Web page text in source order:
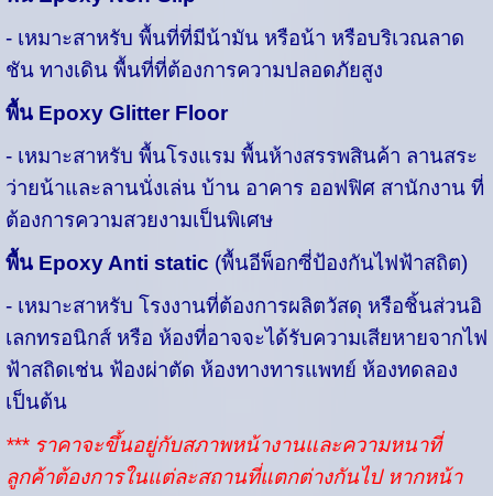
- เหมาะสาหรับ พื้นที่ที่มีน้ามัน หรือน้า หรือบริเวณลาด
ชัน ทางเดิน พื้นที่ที่ต้องการความปลอดภัยสูง
พื้น Epoxy Glitter Floor
- เหมาะสาหรับ พื้นโรงแรม พื้นห้างสรรพสินค้า ลานสระ
ว่ายน้าและลานนั่งเล่น บ้าน อาคาร ออฟฟิศ สานักงาน ที่
ต้องการความสวยงามเป็นพิเศษ
พื้น Epoxy Anti static (พื้นอีพ็อกซี่ป้องกันไฟฟ้าสถิต)
- เหมาะสาหรับ โรงงานที่ต้องการผลิตวัสดุ หรือชิ้นส่วนอิ
เลกทรอนิกส์ หรือ ห้องที่อาจจะได้รับความเสียหายจากไฟ
ฟ้าสถิดเช่น ฟ้องผ่าตัด ห้องทางทารแพทย์ ห้องทดลอง
เป็นต้น
*** ราคาจะขึ้นอยู่กับสภาพหน้างานและความหนาที่
ลูกค้าต้องการในแต่ละสถานที่แตกต่างกันไป หากหน้า